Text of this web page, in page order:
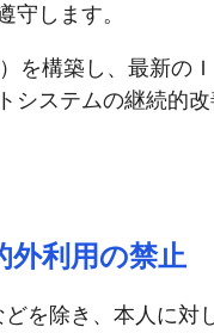
します。
を構築し、最新の
システムの継続的
外利用の禁止
を除き、本人に対